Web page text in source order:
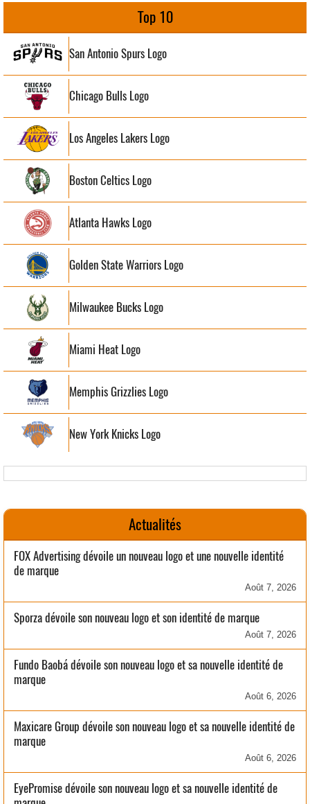
Top 10
San Antonio Spurs Logo
Chicago Bulls Logo
Los Angeles Lakers Logo
Boston Celtics Logo
Atlanta Hawks Logo
Golden State Warriors Logo
Milwaukee Bucks Logo
Miami Heat Logo
Memphis Grizzlies Logo
New York Knicks Logo
Actualités
FOX Advertising dévoile un nouveau logo et une nouvelle identité
de marque
Août 7, 2026
Sporza dévoile son nouveau logo et son identité de marque
Août 7, 2026
Fundo Baobá dévoile son nouveau logo et sa nouvelle identité de
marque
Août 6, 2026
Maxicare Group dévoile son nouveau logo et sa nouvelle identité de
marque
Août 6, 2026
EyePromise dévoile son nouveau logo et sa nouvelle identité de